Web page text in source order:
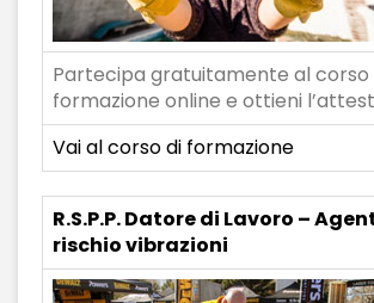
Partecipa gratuitamente al corso
formazione online e ottieni
Vai al corso di formazione
R.S.P.P. Datore di Lavoro –
rischio vibrazioni